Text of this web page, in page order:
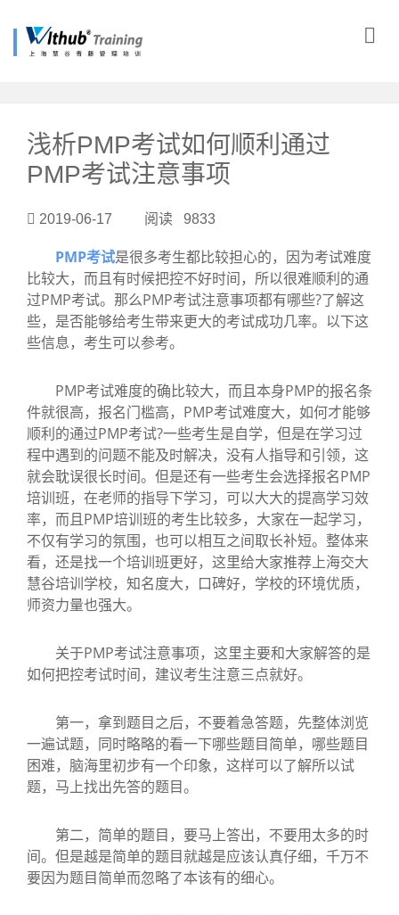
浅析PMP考试如何顺利通过
PMP考试注意事项
2019-06-17 阅读 9833
PMP考试是很多考生都比较担心的，因为考试难度
比较大，而且有时候把控不好时间，所以很难顺利的通
过PMP考试。那么PMP考试注意事项都有哪些?了解这
些，是否能够给考生带来更大的考试成功几率。以下这
些信息，考生可以参考。
PMP考试难度的确比较大，而且本身PMP的报名条
件就很高，报名门槛高，PMP考试难度大，如何才能够
顺利的通过PMP考试?一些考生是自学，但是在学习过
程中遇到的问题不能及时解决，没有人指导和引领，这
就会耽误很长时间。但是还有一些考生会选择报名PMP
培训班，在老师的指导下学习，可以大大的提高学习效
率，而且PMP培训班的考生比较多，大家在一起学习，
不仅有学习的氛围，也可以相互之间取长补短。整体来
看，还是找一个培训班更好，这里给大家推荐上海交大
慧谷培训学校，知名度大，口碑好，学校的环境优质，
师资力量也强大。
关于PMP考试注意事项，这里主要和大家解答的是
如何把控考试时间，建议考生注意三点就好。
第一，拿到题目之后，不要着急答题，先整体浏览
一遍试题，同时略略的看一下哪些题目简单，哪些题目
困难，脑海里初步有一个印象，这样可以了解所以试
题，马上找出先答的题目。
第二，简单的题目，要马上答出，不要用太多的时
间。但是越是简单的题目就越是应该认真仔细，千万不
要因为题目简单而忽略了本该有的细心。